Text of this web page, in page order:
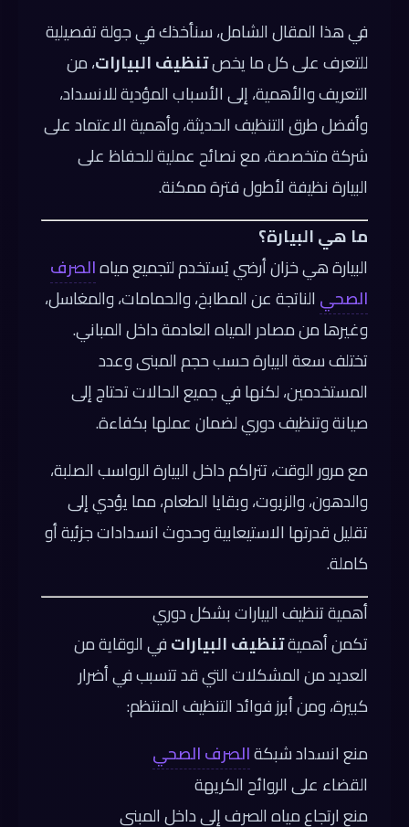
في هذا المقال الشامل، سنأخذك في جولة تفصيلية
للتعرف على كل ما يخصتنظيف البيارات، من
التعريف والأهمية، إلى الأسباب المؤدية للانسداد،
وأفضل طرق التنظيف الحديثة، وأهمية الاعتماد على
شركة متخصصة، مع نصائح عملية للحفاظ على
البيارة نظيفة لأطول فترة ممكنة.
ما هي البيارة؟
البيارة هي خزان أرضي يُستخدم لتجميع مياهالصرف
الصحيالناتجة عن المطابخ، والحمامات، والمغاسل،
وغيرها من مصادر المياه العادمة داخل المباني.
تختلف سعة البيارة حسب حجم المبنى وعدد
المستخدمين، لكنها في جميع الحالات تحتاج إلى
صيانة وتنظيف دوري لضمان عملها بكفاءة.
مع مرور الوقت، تتراكم داخل البيارة الرواسب الصلبة،
والدهون، والزيوت، وبقايا الطعام، مما يؤدي إلى
تقليل قدرتها الاستيعابية وحدوث انسدادات جزئية أو
كاملة.
أهمية تنظيف البيارات بشكل دوري
تكمن أهميةتنظيف البياراتفي الوقاية من
العديد من المشكلات التي قد تتسبب في أضرار
كبيرة، ومن أبرز فوائد التنظيف المنتظم:
منع انسداد شبكةالصرف الصحي
القضاء على الروائح الكريهة
منع ارتجاع مياه الصرف إلى داخل المبنى